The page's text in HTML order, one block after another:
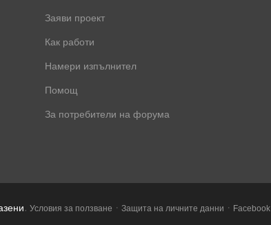
Заяви проект
Как работи
Намери изпълнител
Помощ
За потребители на форума
. Условия за ползване · Защита на личните данни · Facebook